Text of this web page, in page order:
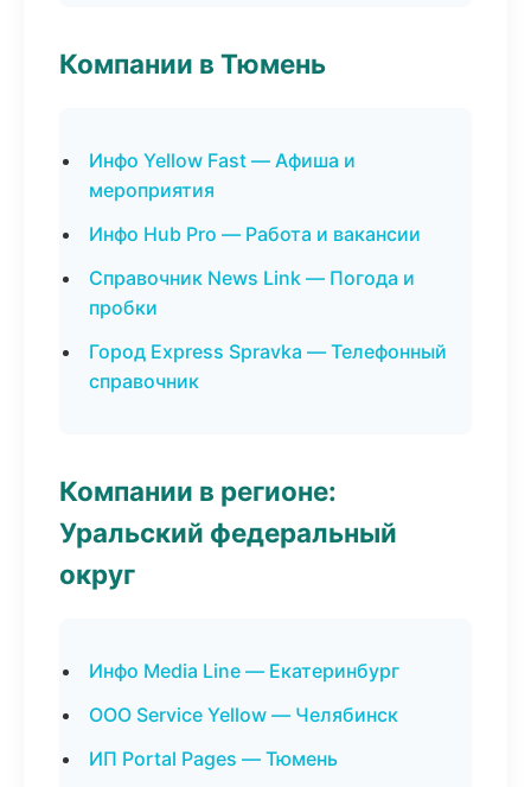
Компании в Тюмень
Инфо Yellow Fast — Афиша и
мероприятия
Инфо Hub Pro — Работа и вакансии
Справочник News Link — Погода и
пробки
Город Express Spravka — Телефонный
справочник
Компании в регионе:
Уральский федеральный
округ
Инфо Media Line — Екатеринбург
ООО Service Yellow — Челябинск
ИП Portal Pages — Тюмень